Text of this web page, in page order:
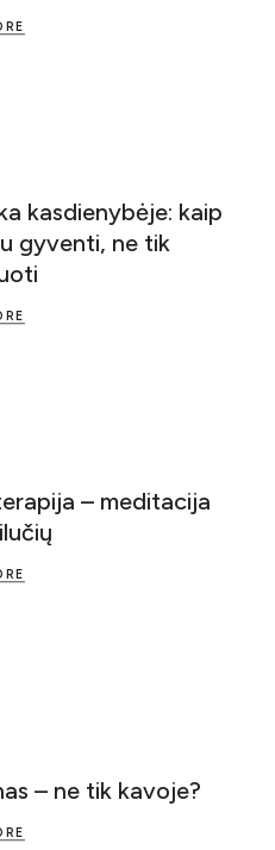
kasdienybėje: kaip
gyventi, ne tik
– meditacija
– ne tik kavoje?